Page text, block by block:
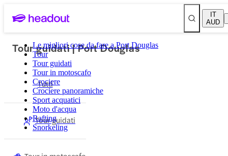
IT
AUD
Le migliori cose da fare a Port Douglas
Tour
Tour guidati
Tour in motoscafo
Crociere
Crociere panoramiche
Sport acquatici
Moto d'acqua
Rafting
Snorkeling
Tour guidati | Port Douglas
Tutti
Tour guidati